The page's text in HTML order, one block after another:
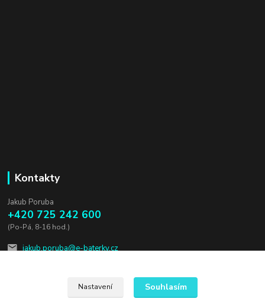
Kontakty
Jakub Poruba
+420 725 242 600
(Po-Pá, 8-16 hod.)
jakub.poruba@e-baterky.cz
Nastavení Souhlasím